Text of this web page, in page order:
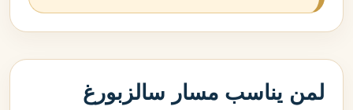
لمن يناسب مسار سالزبورغ